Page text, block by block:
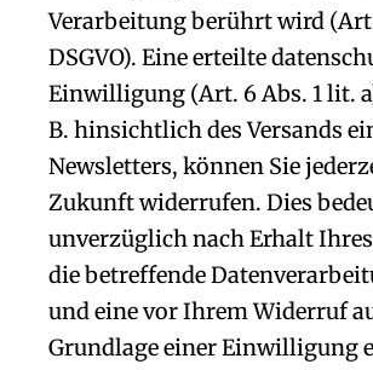
Verarbeitung berührt wird
DSGVO). Eine erteilte
Einwilligung (Art. 6 Abs. 1 lit.
B. hinsichtlich des Versands
Newsletters, können Sie
Zukunft widerrufen. Dies
unverzüglich nach Erhalt
die betreffende
und eine vor Ihrem Widerruf
Grundlage einer Einwilligung